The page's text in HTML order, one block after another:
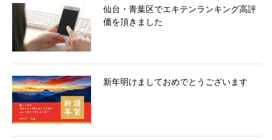
仙台・青葉区でエキテンランキング高評
価を頂きました
新年明けましておめでとうございます